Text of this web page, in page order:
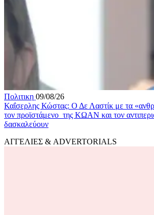
Πολιτικη 09/08/26
Καΐσερλης Κώστας: Ο Δε Λαστίκ με τα
τον προϊστάμενο της ΚΩΑΝ και τον
δασκαλεύουν
ΑΓΓΕΛΙΕΣ & ADVERTORIALS